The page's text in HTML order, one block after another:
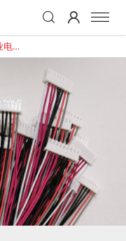
子